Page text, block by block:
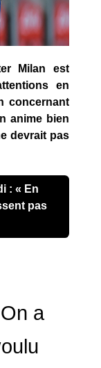
Milan est
en
concernant
anime bien
devrait pas
: « En
pas
a